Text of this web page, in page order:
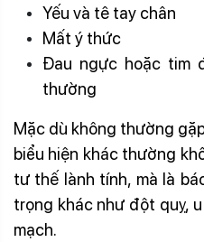
Yếu và tê tay chân
Mất ý thức
Đau ngực hoặc tim
thường
Mặc dù không thường
biểu hiện khác thường
tư thế lành tính, mà là
trọng khác như đột quỵ,
mạch.